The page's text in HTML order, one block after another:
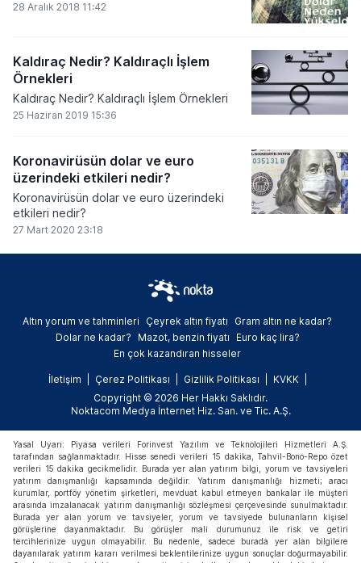
28 Aralık 2018 11:42
Kaldıraç Nedir? Kaldıraçlı İşlem
Örnekleri
Kaldıraç Nedir? Kaldıraçlı İşlem Örnekleri
25 Haziran 2019 15:36
Koronavirüsün dolar ve euro
üzerindeki etkileri nedir?
Koronavirüsün dolar ve euro üzerindeki
etkileri nedir?
27 Mart 2020 23:18
Altın yorum ve tahminleri Çeyrek altın fiyatı
Gram altın ne kadar?
Dolar ne kadar?
Mazot, benzin fiyatı
Euro kaç lira?
En çok kazandıran hisseler
İletişim Çerez Politikası Gizlilik Politikası
KVKK
Copyright © 2026 Her Hakkı Saklıdır.
Noktacom Medya İnternet Hiz. San. ve Tic. A.Ş.
Yasal Uyarı: Piyasa verileri Forinvest Yazılım ve Teknolojileri Hizmetleri A.Ş.
tarafından sağlanmaktadır. Hisse senedi verileri 15 dakika, Tahvil-Bono-Repo özet
verileri 15 dakika gecikmelidir. Burada yer alan yatırım bilgi, yorum ve tavsiyeleri
yatırım danışmanlığı kapsamında değildir. Yatırım danışmanlığı hizmeti; aracı
kurumlar, portföy yönetim şirketleri, mevduat kabul etmeyen bankalar ile müşteri
arasında imzalanacak yatırım danışmanlığı sözleşmesi çerçevesinde sunulmaktadır.
Burada yer alan yorum ve tavsiyeler, yorum ve tavsiyede bulunanların kişisel
görüşlerine dayanmaktadır. Bu görüşler mali durumunuz ile risk ve getiri
tercihlerinize uygun olmayabilir. Bu nedenle, sadece burada yer alan bilgilere
dayanılarak yatırım kararı verilmesi beklentilerinize uygun sonuçlar doğurmayabilir.